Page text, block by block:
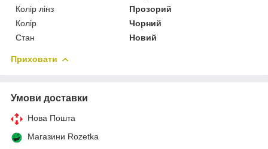
Колір лінз
Прозорий
Колір
Чорний
Стан
Новий
Приховати
Умови доставки
Нова Пошта
Магазини Rozetka